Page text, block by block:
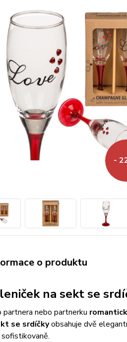
-
o produktu
na sekt se
nebo partnerku
se srdíčkyobsahuje dvě